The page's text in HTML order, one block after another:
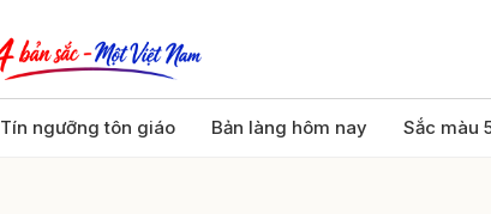
Tín ngưỡng tôn giáo Bản làng hôm nay Sắc màu
Gửi bình luận